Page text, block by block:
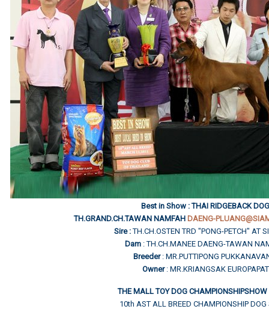
Best in Show : THAI RIDGEBACK DOG
TH.GRAND.CH.TAWAN NAMFAH DAENG-
Sire :TH.CH.OSTEN TRD "PONG-PETCH" AT
Dam: TH.CH.MANEE DAENG-TAWAN
Breeder: MR.PUTTIPONG
Owner : MR.KRIANGSAK EUROPAPAT
THE MALL TOY DOG
10th AST ALL BREED CHAMPIONSHIP DOG